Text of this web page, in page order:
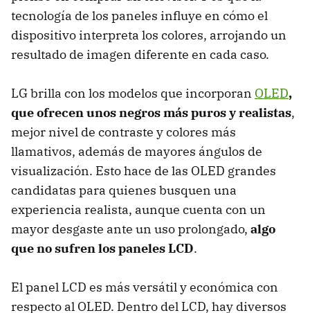
tecnología de los paneles influye en cómo el
dispositivo interpreta los colores, arrojando un
resultado de imagen diferente en cada caso.
LG brilla con los modelos que incorporan OLED,
que ofrecen unos negros más puros y realistas,
mejor nivel de contraste y colores más
llamativos, además de mayores ángulos de
visualización. Esto hace de las OLED grandes
candidatas para quienes busquen una
experiencia realista, aunque cuenta con un
mayor desgaste ante un uso prolongado, algo
que no sufren los paneles LCD.
El panel LCD es más versátil y económica con
respecto al OLED. Dentro del LCD, hay diversos